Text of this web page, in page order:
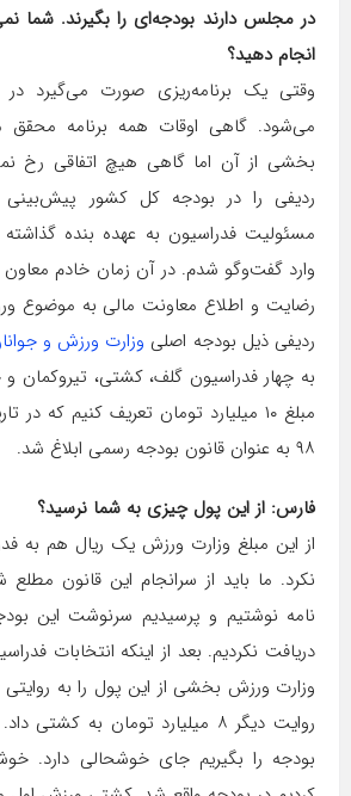
در مجلس دارند بودجه‌ای را بگیرند. شما
انجام دهید؟
وقتی یک برنامه‌ریزی صورت می‌گیرد
می‌شود. گاهی اوقات همه برنامه
بخشی از آن اما گاهی هیچ اتفاقی رخ
مسئولیت فدراسیون به عهده بنده
وارد گفت‌وگو شدم. در آن زمان خادم معاون
رضایت و اطلاع معاونت مالی به موضوع
ردیفی ذیل بودجه اصلی وزارت ورزش و
به چهار فدراسیون گلف، کشتی، تیروکمان و
مبلغ ۱۰ میلیارد تومان تعریف کنیم که
۹۸ به عنوان قانون بودجه رسمی ابلاغ شد.
فارس: از این پول چیزی به شما نرسید؟
از این مبلغ وزارت ورزش یک ریال هم به
نکرد. ما باید از سرانجام این قانون
نامه نوشتیم و پرسیدیم سرنوشت این
دریافت نکردیم. بعد از اینکه انتخابات
روایت دیگر ۸ میلیارد تومان به
بودجه را بگیریم جای خوشحالی دارد.